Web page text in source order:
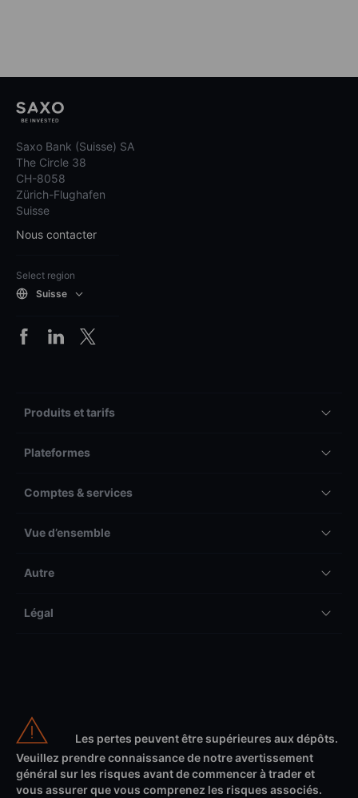
Saxo Bank (Suisse) SA
The Circle 38
CH-8058
Zürich-Flughafen
Suisse
Nous contacter
Select region
Suisse
Produits et tarifs
Plateformes
Comptes & services
Vue d’ensemble
Autre
Légal
Les pertes peuvent être supérieures aux dépôts.
Veuillez prendre connaissance de notre avertissement
général sur les risques avant de commencer à trader et
vous assurer que vous comprenez les risques associés.